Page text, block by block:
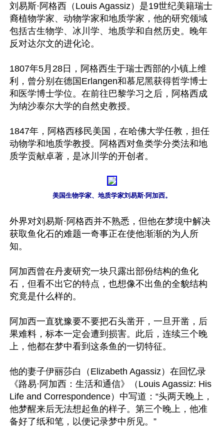
刘易斯·阿格西（Louis Agassiz）是19世纪美籍瑞士
裔植物学家、动物学家和地质学家，他的研究领域
包括古生物学、冰川学、地质学和自然历史。晚年
反对达尔文的进化论。
1807年5月28日，阿格西生于瑞士西部的小镇上维
利，曾分别在德国Erlangen和慕尼黑获得哲学博士
和医学博士学位。在前往巴黎学习之后，阿格西成
为纳沙泰尔大学的自然史教授。
1847年，阿格西移民美国，在哈佛大学任教，担任
动物学和地质学教授。阿格西对鱼类学分类法和地
质学贡献卓著，是冰川学的开创者。
美国生物学家、地质学家刘易斯·阿加西。
外界对刘易斯·阿格西并不熟悉，但他在梦境中解决
获取鱼化石的难题一奇事正在使他渐渐的为人所
知。
阿加西曾在丹麦研究一块只露出部份结构的鱼化
石，但看不出它的特点，也想像不出鱼的全貌结构
究竟是什么样的。
阿加西一直犹豫要不要把石头凿开，一旦开凿，后
果难料，标本一定会遭到损害。此后，连续三个晚
上，他都在梦中看到这条鱼的一切特征。
他的妻子伊丽莎白（Elizabeth Agassiz）在回忆录
《路易·阿加西：生活和通信》（Louis Agassiz: His
Life and Correspondence）中写道：“头两天晚上，
他梦醒来后无法想起鱼的样子。第三个晚上，他准
备好了纸和笔，以便记录梦中所见。”